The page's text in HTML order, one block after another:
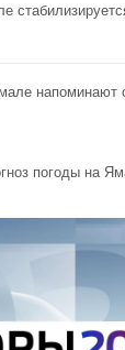
напоминают
погоды на